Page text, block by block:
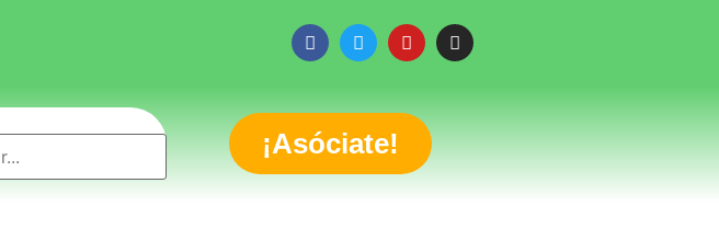
¡Asóciate!